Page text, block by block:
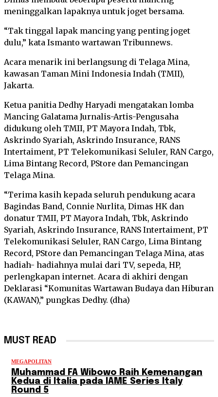
meninggalkan lapaknya untuk joget bersama.
“Tak tinggal lapak mancing yang penting joget
dulu,” kata Ismanto wartawan Tribunnews.
Acara menarik ini berlangsung di Telaga Mina,
kawasan Taman Mini Indonesia Indah (TMII),
Jakarta.
Ketua panitia Dedhy Haryadi mengatakan lomba
Mancing Galatama Jurnalis-Artis-Pengusaha
didukung oleh TMII, PT Mayora Indah, Tbk,
Askrindo Syariah, Askrindo Insurance, RANS
Intertaiment, PT Telekomunikasi Seluler, RAN Cargo,
Lima Bintang Record, PStore dan Pemancingan
Telaga Mina.
“Terima kasih kepada seluruh pendukung acara
Bagindas Band, Connie Nurlita, Dimas HK dan
donatur TMII, PT Mayora Indah, Tbk, Askrindo
Syariah, Askrindo Insurance, RANS Intertaiment, PT
Telekomunikasi Seluler, RAN Cargo, Lima Bintang
Record, PStore dan Pemancingan Telaga Mina, atas
hadiah- hadiahnya mulai dari TV, sepeda, HP,
perlengkapan internet. Acara di akhiri dengan
Deklarasi “Komunitas Wartawan Budaya dan Hiburan
(KAWAN),” pungkas Dedhy. (dha)
MUST READ
MEGAPOLITAN
Muhammad FA Wibowo Raih Kemenangan
Kedua di Italia pada IAME Series Italy
Round 5